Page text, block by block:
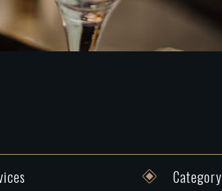
Category